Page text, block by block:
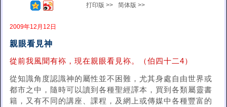
打印版 >> 简体版 >>
2009年12月12日
親眼看見神
從前我風聞有袮，現在親眼看見袮。（伯四十二4）
從知識角度認識神的屬性並不困難，尤其身處自由世界或
都市之中，隨時可以讀到各種聖經譯本，買到各類屬靈書
籍，又有不同的講座、課程，及網上或傳媒中各種豐富的